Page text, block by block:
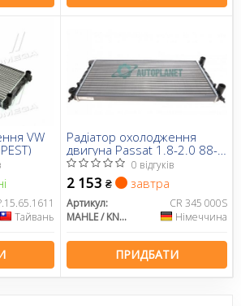
VW
Тайвань
Радіатор охолодження
двигуна Passat 1.8-2.0 88-
97
0 відгуків
2 153 ₴ завтра
Артикул:
CR 345 000S
MAHLE / KNECHT
Німеччина
ПРИДБАТИ